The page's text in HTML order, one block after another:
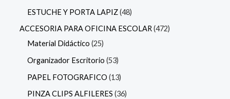
ESTUCHE Y PORTA LAPIZ 48
ACCESORIA PARA OFICINA ESCOLAR 472
Material Didáctico 25
Organizador Escritorio 53
PAPEL FOTOGRAFICO 13
PINZA CLIPS ALFILERES 36